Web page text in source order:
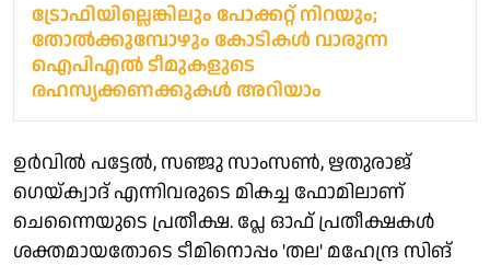
ട്രോഫിയില്ലെങ്കിലും പോക്കറ്റ് നിറയും;
തോൽക്കുമ്പോഴും കോടികൾ വാരുന്ന
ഐപിഎൽ ടീമുകളുടെ
രഹസ്യക്കണക്കുകൾ അറിയാം
ഉര്‍വില്‍ പട്ടേല്‍, സഞ്ജു സാംസണ്‍, ഋതുരാജ്
ഗെയ്ക്വാദ് എന്നിവരുടെ മികച്ച ഫോമിലാണ്
ചെന്നൈയുടെ പ്രതീക്ഷ. പ്ലേ ഓഫ് പ്രതീക്ഷകള്‍
ശക്തമായതോടെ ടീമിനൊപ്പം 'തല' മഹേന്ദ്ര സിങ്